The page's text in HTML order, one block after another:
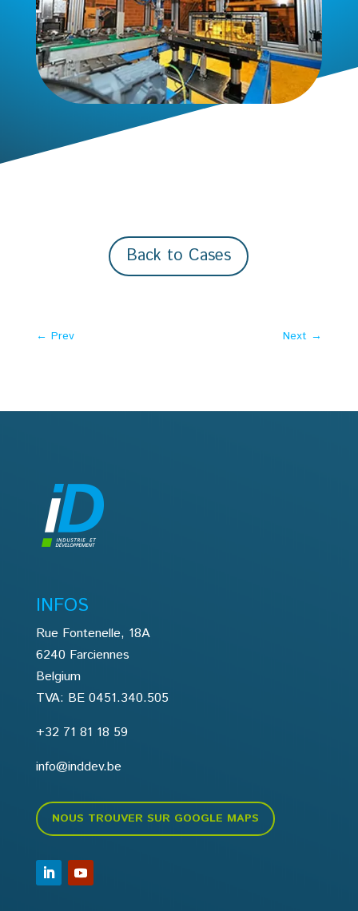
Back to Cases
← Prev Next →
INFOS
Rue Fontenelle, 18A
6240 Farciennes
Belgium
TVA: BE 0451.340.505
+32 71 81 18 59
info@inddev.be
NOUS TROUVER SUR GOOGLE MAPS